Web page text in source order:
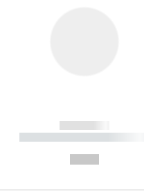
------------
----------- ----------- --------